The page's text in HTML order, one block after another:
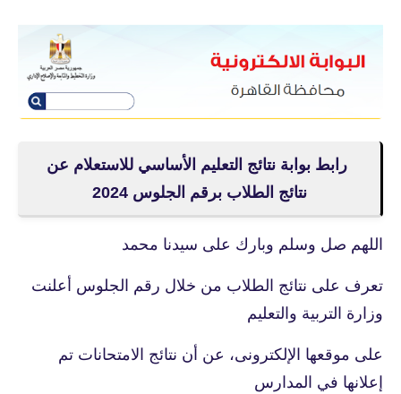
رابط بوابة نتائج التعليم الأساسي للاستعلام عن
نتائج الطلاب برقم الجلوس 2024
اللهم صل وسلم وبارك على سيدنا محمد
تعرف على نتائج الطلاب من خلال رقم الجلوس أعلنت
وزارة التربية والتعليم
على موقعها الإلكترونى، عن أن نتائج الامتحانات تم
إعلانها في المدارس